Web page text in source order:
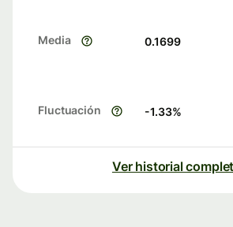
Media 0.1699
Fluctuación -1.33%
Ver historial